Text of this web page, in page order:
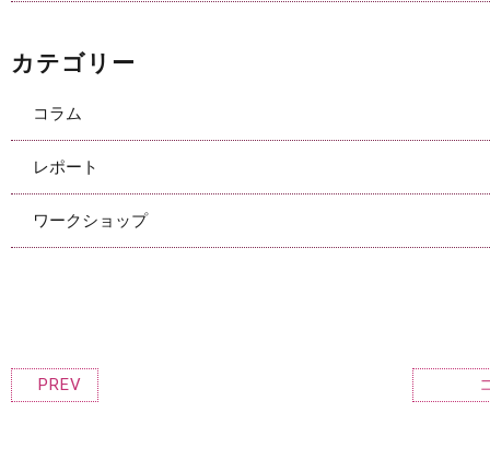
カテゴリー
コラム
レポート
ワークショップ
PREV